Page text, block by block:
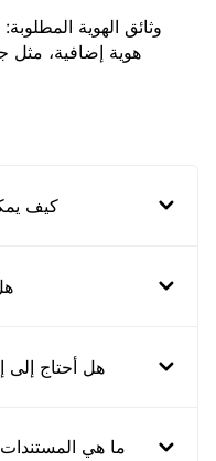
وثائق الهوية
هوية إضافية، مثل
كيف
هل أحتاج إلى
ما هي